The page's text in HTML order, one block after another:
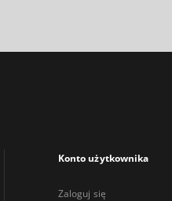
Konto użytkownika
Zaloguj się